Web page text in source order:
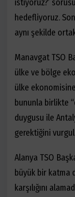
istiyoruz?’
hedefliyoruz.
aynı şekilde
Manavgat TSO
ülke ve bölge
ülke
bununla birlikte
duygusu ile
gerektiğini
Alanya TSO
büyük bir katma
karşılığını